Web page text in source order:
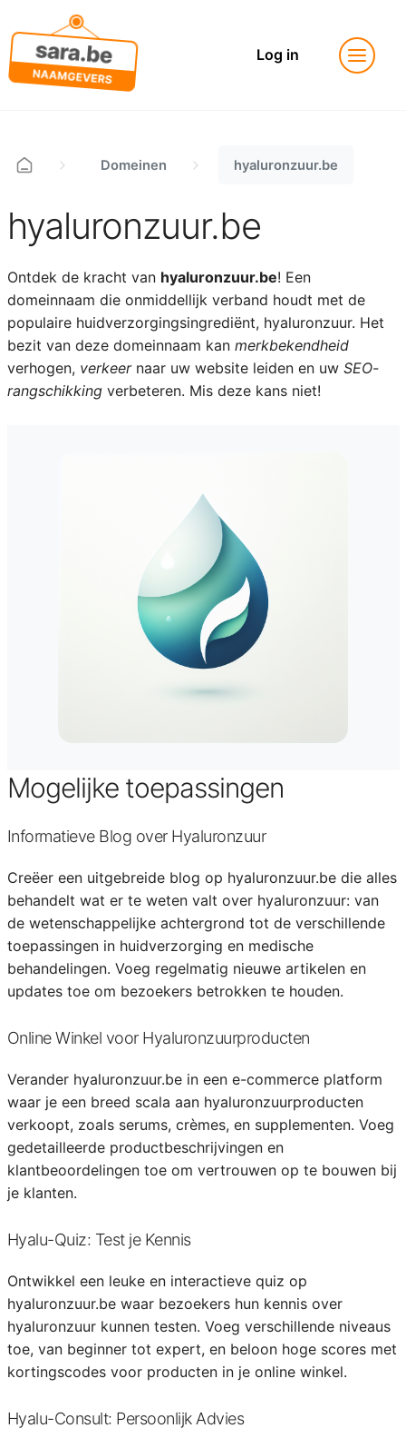
Log in
Domeinen hyaluronzuur.be
hyaluronzuur.be
Ontdek de kracht van hyaluronzuur.be! Een
domeinnaam die onmiddellijk verband houdt met de
populaire huidverzorgingsingrediënt, hyaluronzuur. Het
bezit van deze domeinnaam kan merkbekendheid
verhogen, verkeernaar uw website leiden en uw SEO-
rangschikkingverbeteren. Mis deze kans niet!
Mogelijke toepassingen
Informatieve Blog over Hyaluronzuur
Creëer een uitgebreide blog op hyaluronzuur.be die alles
behandelt wat er te weten valt over hyaluronzuur: van
de wetenschappelijke achtergrond tot de verschillende
toepassingen in huidverzorging en medische
behandelingen. Voeg regelmatig nieuwe artikelen en
updates toe om bezoekers betrokken te houden.
Online Winkel voor Hyaluronzuurproducten
Verander hyaluronzuur.be in een e-commerce platform
waar je een breed scala aan hyaluronzuurproducten
verkoopt, zoals serums, crèmes, en supplementen. Voeg
gedetailleerde productbeschrijvingen en
klantbeoordelingen toe om vertrouwen op te bouwen bij
je klanten.
Hyalu-Quiz: Test je Kennis
Ontwikkel een leuke en interactieve quiz op
hyaluronzuur.be waar bezoekers hun kennis over
hyaluronzuur kunnen testen. Voeg verschillende niveaus
toe, van beginner tot expert, en beloon hoge scores met
kortingscodes voor producten in je online winkel.
Hyalu-Consult: Persoonlijk Advies